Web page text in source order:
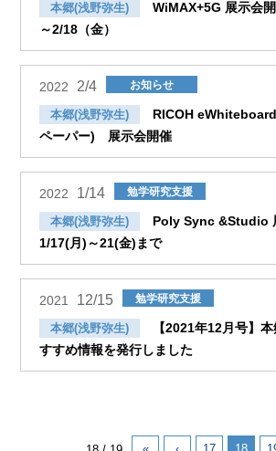
本郷(浅野弥生)
WiMAX+5G 展示会
～2/18（金）
2022 2/4 お知らせ
本郷(浅野弥生)
RICOH
ペーパー) 展示会開催
2022 1/14 勉学研究支援
本郷(浅野弥生)
Poly Sync &Studio
1/17(月)～21(金)まで
2021 12/15 勉学研究支援
本郷(浅野弥生)
【2021年12月号】
すすめ情報を発行しました